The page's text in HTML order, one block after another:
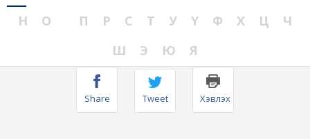
Н
О П Р С Т У Ү Ф Х Ц
Ч
Ш
Э Ю Я
Share Tweet Хэвлэх